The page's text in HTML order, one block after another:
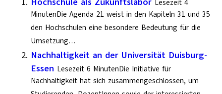
Lesezeit 4
MinutenDie Agenda 21 weist in den Kapiteln 31 und 35
den Hochschulen eine besondere Bedeutung für die
Umsetzung…
Nachhaltigkeit an der Universität Duisburg-
Essen Lesezeit 6 MinutenDie Initiative für
Nachhaltigkeit hat sich zusammengeschlossen, um